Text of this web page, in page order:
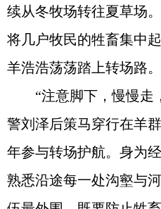
续从冬牧场转往夏草场
将几户牧民的牲畜集中
羊浩浩荡荡踏上转场路。
“注意脚下，慢慢走
警刘泽后策马穿行在羊
年参与转场护航。身为
熟悉沿途每一处沟壑与